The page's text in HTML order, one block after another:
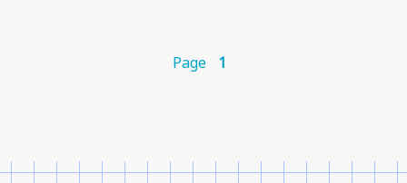
Page 1